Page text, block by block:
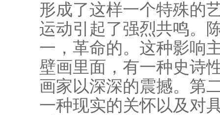
形成了这样一个特殊的
运动引起了强烈共鸣。
一，革命的。这种影响
壁画里面，有一种史诗
画家以深深的震撼。第
一种现实的关怀以及对